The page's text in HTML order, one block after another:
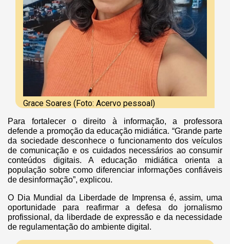
Grace Soares (Foto: Acervo pessoal)
Para fortalecer o direito à informação, a professora
defende a promoção da educação midiática. “Grande parte
da sociedade desconhece o funcionamento dos veículos
de comunicação e os cuidados necessários ao consumir
conteúdos digitais. A educação midiática orienta a
população sobre como diferenciar informações confiáveis
de desinformação”, explicou.
O Dia Mundial da Liberdade de Imprensa é, assim, uma
oportunidade para reafirmar a defesa do jornalismo
profissional, da liberdade de expressão e da necessidade
de regulamentação do ambiente digital.